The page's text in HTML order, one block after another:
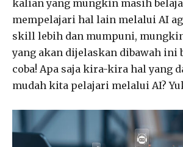
kalian yang mungkin masih
mempelajari hal lain melalui AI
skill lebih dan mumpuni,
yang akan dijelaskan dibawah ini
coba! Apa saja kira-kira hal yang
mudah kita pelajari melalui AI?